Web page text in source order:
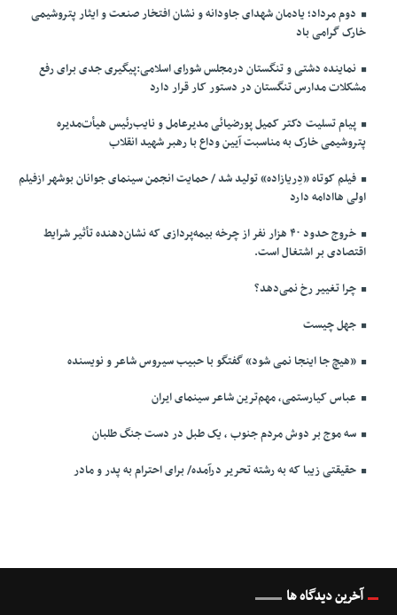
دوم مرداد؛ یادمان شهدای جاودانه و نشان افتخار صنعت و ایثار پتروشیمی
خارک گرامی باد
نماینده دشتی و تنگستان درمجلس شورای اسلامی:پیگیری جدی برای رفع
مشکلات مدارس تنگستان در دستور کار قرار دارد
پیام تسلیت دکتر کمیل پورضیائی مدیرعامل و نایب‌رئیس هیأت‌مدیره
پتروشیمی خارک به مناسبت آیین وداع با رهبر شهید انقلاب
فیلم کوتاه «دِریازاده» تولید شد / حمایت انجمن سینمای جوانان بوشهر ازفیلم
اولی هاادامه دارد
خروج حدود ۴۰ هزار نفر از چرخه بیمه‌پردازی که نشان‌دهنده تأثیر شرایط
اقتصادی بر اشتغال است.
چرا تغییر رخ نمی‌دهد؟
جهل چیست
«هیچ جا اینجا نمی شود» گفتگو با حبیب سیروس شاعر و نویسنده
عباس کیارستمی، مهم‌ترین شاعر سینمای ایران
سه موج بر دوش مردم جنوب ، یک طبل در دست جنگ طلبان
حقیقتی زیبا که به رشته تحریر درآمده/ برای احترام به پدر و مادر
آخرین دیدگاه ها